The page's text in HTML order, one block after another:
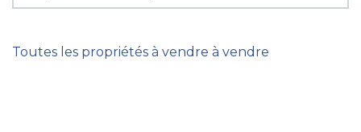
Toutes les propriétés à vendre à vendre